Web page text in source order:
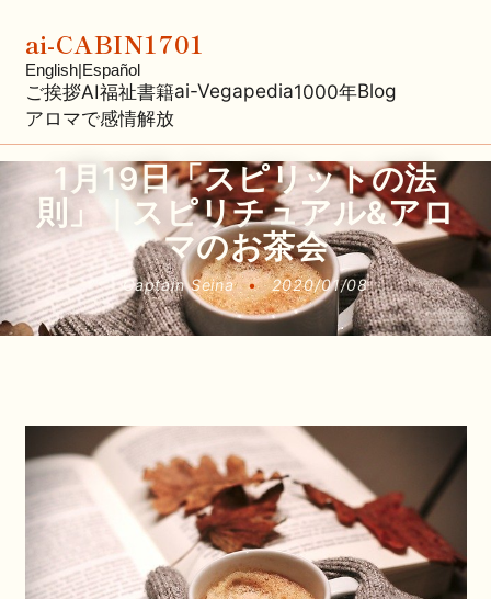
ai-CABIN1701
English|Español
ご挨拶AI福祉書籍ai-Vegapedia1000年Blog
アロマで感情解放
1月19日「スピリットの法
則」｜スピリチュアル&アロ
マのお茶会
Captain Seina • 2020/01/08